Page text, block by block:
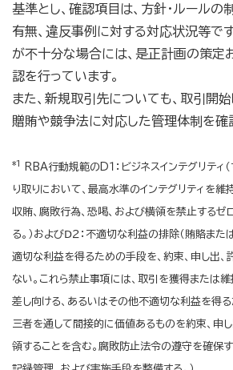
基準とし、確認項目は、方針・ルールの
有無、違反事例に対する対応状況等で
が不十分な場合には、是正計画の策定
認を行っています。
また、新規取引先についても、取引開始
贈賄や競争法に対応した管理体制を確
*1 RBA行動規範のD１：ビジネスインテグリティ
り取りにおいて、最高水準のインテグリティを維
収賄、腐敗行為、恐喝、および横領を禁止するゼ
る。）およびⅮ２：不適切な利益の排除（賄賂ま
適切な利益を得るための手段を、約束、申し出、
ない。これら禁止事項には、取引を獲得または
差し向ける、あるいはその他不適切な利益を得
三者を通して間接的に価値あるものを約束、申
領することを含む。腐敗防止法令の遵守を確保す